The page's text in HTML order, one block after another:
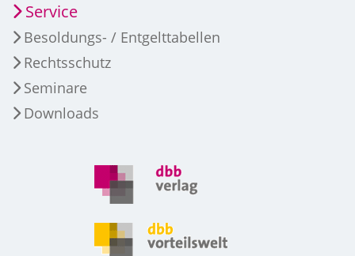
Service
Besoldungs- / Entgelttabellen
Rechtsschutz
Seminare
Downloads